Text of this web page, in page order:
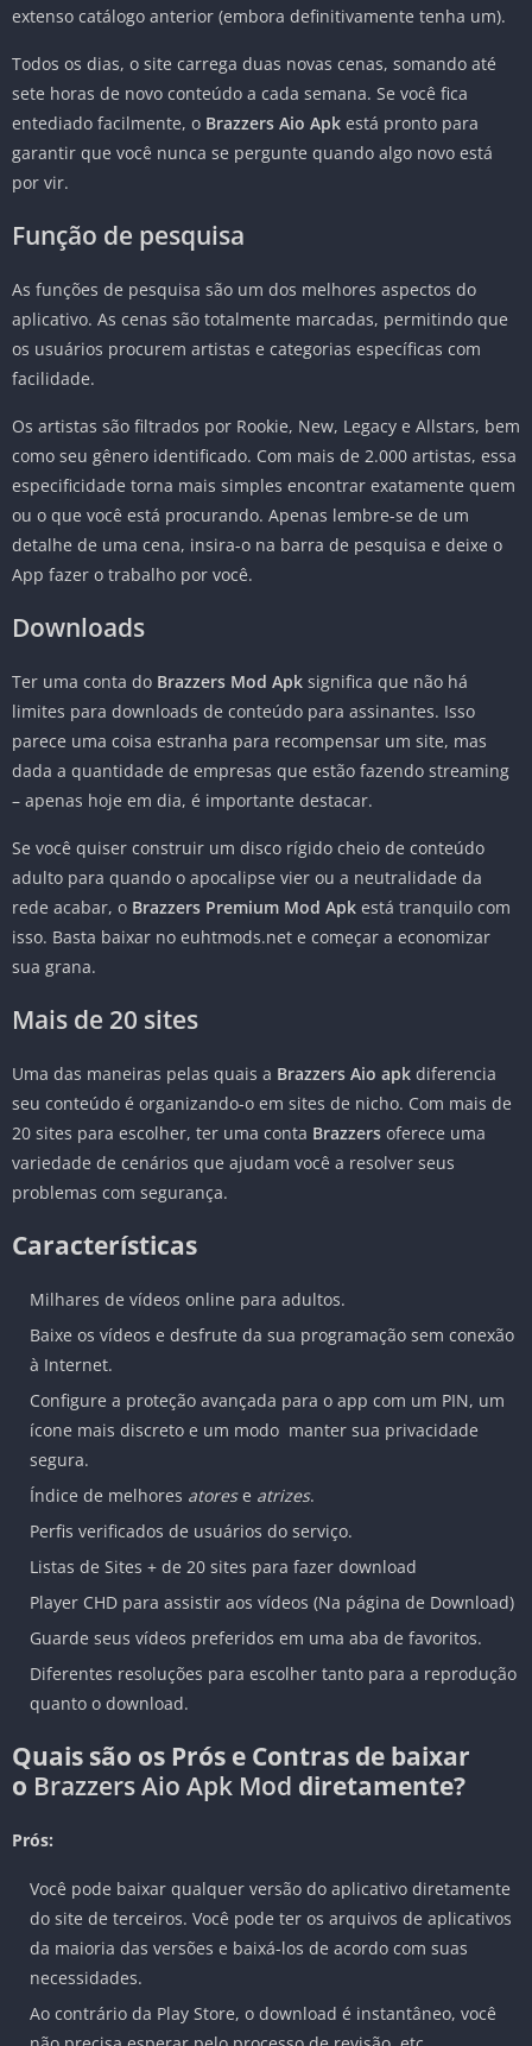
extenso catálogo anterior (embora definitivamente tenha um).
Todos os dias, o site carrega duas novas cenas, somando até
sete horas de novo conteúdo a cada semana. Se você fica
entediado facilmente, o Brazzers Aio Apk está pronto para
garantir que você nunca se pergunte quando algo novo está
por vir.
Função de pesquisa
As funções de pesquisa são um dos melhores aspectos do
aplicativo. As cenas são totalmente marcadas, permitindo que
os usuários procurem artistas e categorias específicas com
facilidade.
Os artistas são filtrados por Rookie, New, Legacy e Allstars, bem
como seu gênero identificado. Com mais de 2.000 artistas, essa
especificidade torna mais simples encontrar exatamente quem
ou o que você está procurando. Apenas lembre-se de um
detalhe de uma cena, insira-o na barra de pesquisa e deixe o
App fazer o trabalho por você.
Downloads
Ter uma conta do Brazzers Mod Apk significa que não há
limites para downloads de conteúdo para assinantes. Isso
parece uma coisa estranha para recompensar um site, mas
dada a quantidade de empresas que estão fazendo streaming
– apenas hoje em dia, é importante destacar.
Se você quiser construir um disco rígido cheio de conteúdo
adulto para quando o apocalipse vier ou a neutralidade da
rede acabar, o Brazzers Premium Mod Apk está tranquilo com
isso. Basta baixar no euhtmods.net e começar a economizar
sua grana.
Mais de 20 sites
Uma das maneiras pelas quais a Brazzers Aio apk diferencia
seu conteúdo é organizando-o em sites de nicho. Com mais de
20 sites para escolher, ter uma conta Brazzers oferece uma
variedade de cenários que ajudam você a resolver seus
problemas com segurança.
Características
Milhares de vídeos online para adultos.
Baixe os vídeos e desfrute da sua programação sem conexão
à Internet.
Configure a proteção avançada para o app com um PIN, um
ícone mais discreto e um modo manter sua privacidade
segura.
Índice de melhores atorese atrizes.
Perfis verificados de usuários do serviço.
Listas de Sites + de 20 sites para fazer download
Player CHD para assistir aos vídeos (Na página de Download)
Guarde seus vídeos preferidos em uma aba de favoritos.
Diferentes resoluções para escolher tanto para a reprodução
quanto o download.
Quais são os Prós e Contras de baixar
o Brazzers Aio Apk Mod diretamente?
Prós:
Você pode baixar qualquer versão do aplicativo diretamente
do site de terceiros. Você pode ter os arquivos de aplicativos
da maioria das versões e baixá-los de acordo com suas
necessidades.
Ao contrário da Play Store, o download é instantâneo, você